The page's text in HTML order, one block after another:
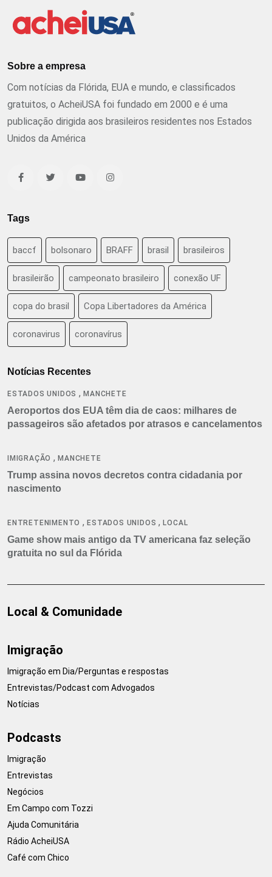
Sobre a empresa
Com notícias da Flórida, EUA e mundo, e classificados
gratuitos, o AcheiUSA foi fundado em 2000 e é uma
publicação dirigida aos brasileiros residentes nos Estados
Unidos da América
Tags
baccf bolsonaro BRAFF brasil brasileiros
brasileirão campeonato brasileiro conexão UF
copa do brasil Copa Libertadores da América
coronavirus coronavírus
Notícias Recentes
ESTADOS UNIDOS ,MANCHETE
Aeroportos dos EUA têm dia de caos: milhares de
passageiros são afetados por atrasos e cancelamentos
IMIGRAÇÃO ,MANCHETE
Trump assina novos decretos contra cidadania por
nascimento
ENTRETENIMENTO ,ESTADOS UNIDOS ,LOCAL
Game show mais antigo da TV americana faz seleção
gratuita no sul da Flórida
Local & Comunidade
Imigração
Imigração em Dia/Perguntas e respostas
Entrevistas/Podcast com Advogados
Notícias
Podcasts
Imigração
Entrevistas
Negócios
Em Campo com Tozzi
Ajuda Comunitária
Rádio AcheiUSA
Café com Chico